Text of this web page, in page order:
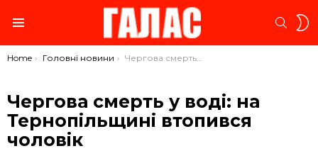
You are here:
Home Головні новини Чергова смерть у воді: на Тернопільщині втопився чоловік
Чергова смерть у воді: на
Тернопільщині втопився
чоловік